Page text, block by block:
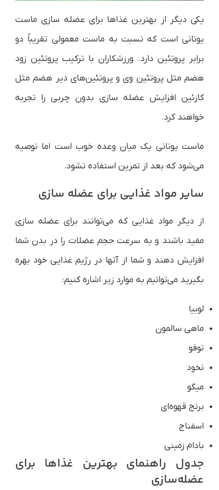
یکی دیگر از بهترین غذاها برای عضله سازی ماست
یونانی است که نسبت به ماست معمولی تقریباً دو
برابر پروتئین دارد. ورزشکاران با ترکیب پروتئین زود
هضم مثل پروتئین وی و پروتئین‌های دیر هضم مثل
کازئین افزایش عضله سازی بدون چربی را تجربه
خواهند کرد.
ماست یونانی یک میان وعده خوب است اما توصیه
می‌شود که بعد از تمرین استفاده نشود.
سایر مواد غذایی برای عضله سازی
از دیگر مواد غذایی که می‌توانند برای عضله سازی
مفید باشند و به سرعت حجم عضلات را در بدن شما
افزایش دهند و شما از آنها در رژیم غذایی خود بهره
بگیرید می‌توانیم به موارد زیر اشاره کنیم:
لوبیا
ماهی سالمون
توفو
نخود
میگو
برنج قهوه‌ای
اسفناج
بادام زمینی
جدول راهنمای بهترین غذاها برای
عضله‌سازی